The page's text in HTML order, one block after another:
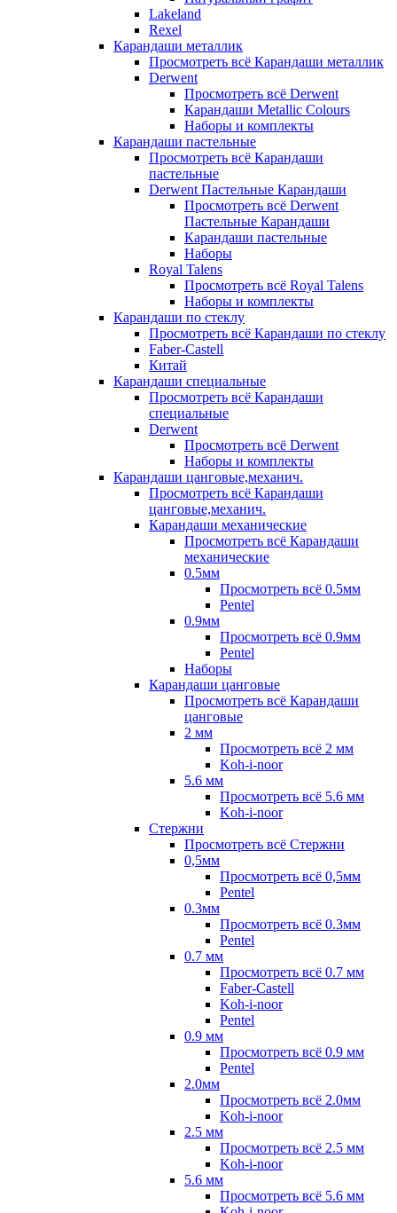
Lakeland
Rexel
Карандаши металлик
Просмотреть всё Карандаши металлик
Derwent
Просмотреть всё Derwent
Карандаши Metallic Colours
Наборы и комплекты
Карандаши пастельные
Просмотреть всё Карандаши
пастельные
Derwent Пастельные Карандаши
Просмотреть всё Derwent
Пастельные Карандаши
Карандаши пастельные
Наборы
Royal Talens
Просмотреть всё Royal Talens
Наборы и комплекты
Карандаши по стеклу
Просмотреть всё Карандаши по стеклу
Faber-Castell
Китай
Карандаши специальные
Просмотреть всё Карандаши
специальные
Derwent
Просмотреть всё Derwent
Наборы и комплекты
Карандаши цанговые,механич.
Просмотреть всё Карандаши
цанговые,механич.
Карандаши механические
Просмотреть всё Карандаши
механические
0.5мм
Просмотреть всё 0.5мм
Pentel
0.9мм
Просмотреть всё 0.9мм
Pentel
Наборы
Карандаши цанговые
Просмотреть всё Карандаши
цанговые
2 мм
Просмотреть всё 2 мм
Koh-i-noor
5.6 мм
Просмотреть всё 5.6 мм
Koh-i-noor
Стержни
Просмотреть всё Стержни
0,5мм
Просмотреть всё 0,5мм
Pentel
0.3мм
Просмотреть всё 0.3мм
Pentel
0.7 мм
Просмотреть всё 0.7 мм
Faber-Castell
Koh-i-noor
Pentel
0.9 мм
Просмотреть всё 0.9 мм
Pentel
2.0мм
Просмотреть всё 2.0мм
Koh-i-noor
2.5 мм
Просмотреть всё 2.5 мм
Koh-i-noor
5.6 мм
Просмотреть всё 5.6 мм